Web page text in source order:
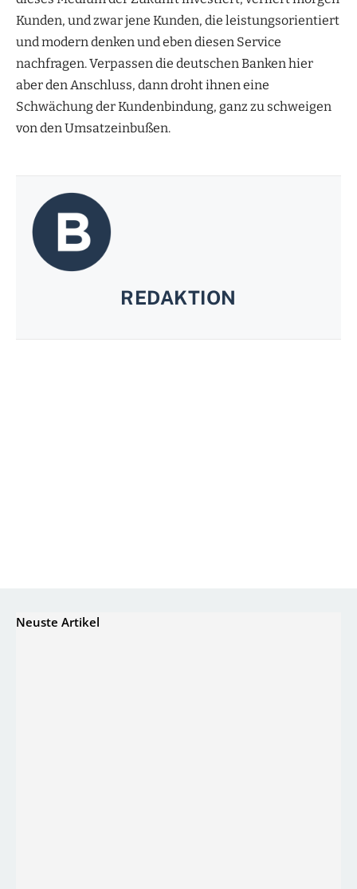
Kunden, und zwar jene Kunden, die leistungsorientiert
und modern denken und eben diesen Service
nachfragen. Verpassen die deutschen Banken hier
aber den Anschluss, dann droht ihnen eine
Schwächung der Kundenbindung, ganz zu schweigen
von den Umsatzeinbußen.
REDAKTION
Neuste Artikel